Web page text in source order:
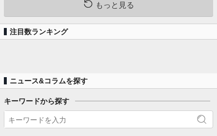
もっと見る
注目数ランキング
ニュース&コラムを探す
キーワードから探す